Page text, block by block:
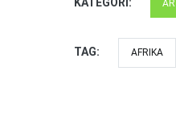
TAG: AFRIKA